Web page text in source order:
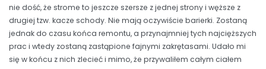
nie dość, że strome to jeszcze szersze z jednej strony i węższe z
drugiej tzw. kacze schody. Nie mają oczywiście barierki. Zostaną
jednak do czasu końca remontu, a przynajmniej tych najcięższych
prac i wtedy zostaną zastąpione fajnymi zakrętasami. Udało mi
się w końcu z nich zlecieć i mimo, że przywaliłem całym ciałem